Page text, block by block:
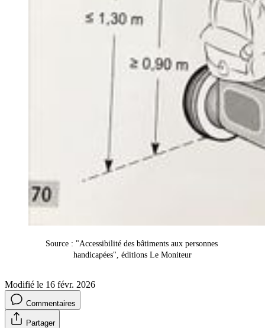
Source : "Accessibilité des bâtiments aux personnes
handicapées", éditions Le Moniteur
Modifié le 16 févr. 2026
Commentaires
Partager